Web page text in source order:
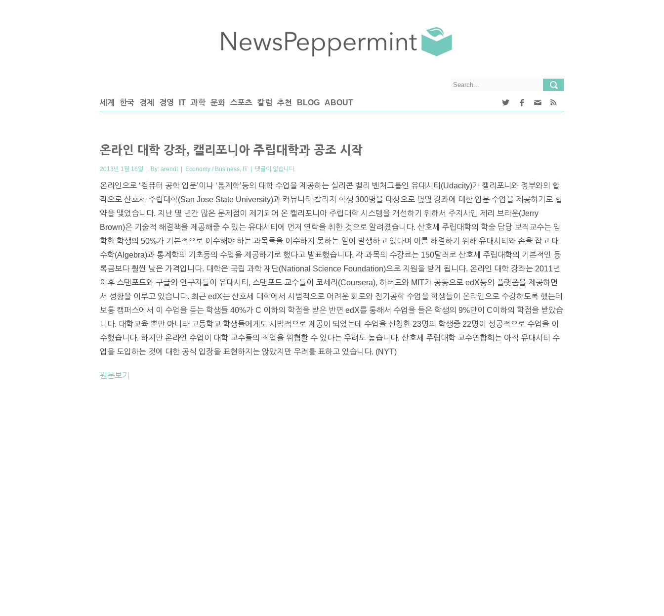
세계 한국 경제 경영 IT 과학 문화 스포츠 칼럼 추천 BLOG ABOUT
온라인 대학 강좌, 캘리포니아 주립대학과 공조 시작
2013년 1월 16일 | By: arendt| Economy / Business, IT | 댓글이 없습니다
온라인으로 ‘컴퓨터 공학 입문’이나 ‘통계학’등의 대학 수업을 제공하는 실리콘 밸리 벤처그룹인 유대시티(Udacity)가 캘리포니와 정부와의 합
작으로 산호세 주립대학(San Jose State University)과 커뮤니티 칼리지 학생 300명을 대상으로 몇몇 강좌에 대한 입문 수업을 제공하기로 협
약을 맺었습니다. 지난 몇 년간 많은 문제점이 제기되어 온 캘리포니아 주립대학 시스템을 개선하기 위해서 주지사인 제리 브라운(Jerry
Brown)은 기술적 해결책을 제공해줄 수 있는 유대시티에 먼저 연락을 취한 것으로 알려졌습니다. 산호세 주립대학의 학술 담당 보직교수는 입
학한 학생의 50%가 기본적으로 이수해야 하는 과목들을 이수하지 못하는 일이 발생하고 있다며 이를 해결하기 위해 유대시티와 손을 잡고 대
수학(Algebra)과 통계학의 기초등의 수업을 제공하기로 했다고 발표했습니다. 각 과목의 수강료는 150달러로 산호세 주립대학의 기본적인 등
록금보다 훨씬 낮은 가격입니다. 대학은 국립 과학 재단(National Science Foundation)으로 지원을 받게 됩니다. 온라인 대학 강좌는 2011년
이후 스탠포드와 구글의 연구자들이 유대시티, 스탠포드 교수들이 코세라(Coursera), 하버드와 MIT가 공동으로 edX등의 플랫폼을 제공하면
서 성황을 이루고 있습니다. 최근 edX는 산호세 대학에서 시범적으로 어려운 회로와 전기공학 수업을 학생들이 온라인으로 수강하도록 했는데
보통 캠퍼스에서 이 수업을 듣는 학생들 40%가 C 이하의 학점을 받은 반면 edX를 통해서 수업을 들은 학생의 9%만이 C이하의 학점을 받았습
니다. 대학교육 뿐만 아니라 고등학교 학생들에게도 시범적으로 제공이 되었는데 수업을 신청한 23명의 학생중 22명이 성공적으로 수업을 이
수했습니다. 하지만 온라인 수업이 대학 교수들의 직업을 위협할 수 있다는 우려도 높습니다. 산호세 주립대학 교수연합회는 아직 유대시티 수
업을 도입하는 것에 대한 공식 입장을 표현하지는 않았지만 우려를 표하고 있습니다. (NYT)
원문보기